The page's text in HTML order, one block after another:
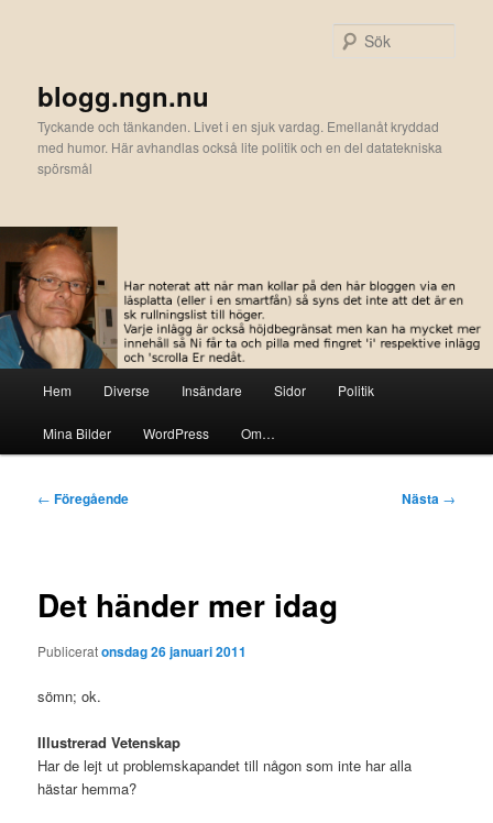
blogg.ngn.nu
Tyckande och tänkanden. Livet i en sjuk vardag. Emellanåt kryddad
med humor. Här avhandlas också lite politik och en del datatekniska
spörsmål
Hem Diverse Insändare Sidor Politik
Mina Bilder WordPress Om…
Inläggsnavigering
← Föregående Nästa →
Det händer mer idag
Publiceratonsdag 26 januari 2011
sömn; ok.
Illustrerad Vetenskap
Har de lejt ut problemskapandet till någon som inte har alla
hästar hemma?